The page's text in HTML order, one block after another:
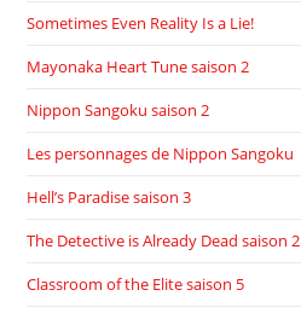
Sometimes Even Reality Is a Lie!
Mayonaka Heart Tune saison 2
Nippon Sangoku saison 2
Les personnages de Nippon Sangoku
Hell’s Paradise saison 3
The Detective is Already Dead saison 2
Classroom of the Elite saison 5